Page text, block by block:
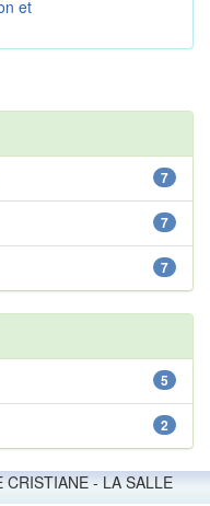
et
7
7
7
5
2
- LA SALLE